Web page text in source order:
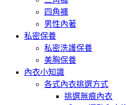
四角褲
男性內著
私密保養
私密洗護保養
美胸保養
內衣小知識
各式內衣挑選方式
挑選無痕內衣